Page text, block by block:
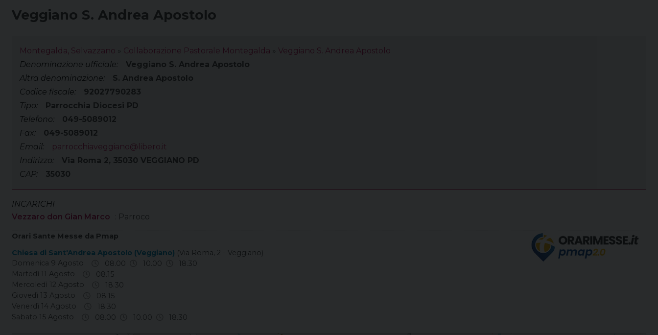
Veggiano S. Andrea Apostolo
Montegalda, Selvazzano Collaborazione Pastorale Montegalda
Veggiano S. Andrea Apostolo
Denominazione ufficiale:
Veggiano S. Andrea Apostolo
Altra denominazione:
S. Andrea Apostolo
Codice fiscale:
92027790283
Tipo:
Parrocchia Diocesi PD
Telefono:
049-5089012
Fax:
049-5089012
Email:
parrocchiaveggiano@libero.it
Indirizzo:
Via Roma 2, 35030 VEGGIANO PD
CAP:
35030
INCARICHI
Vezzaro don Gian Marco
: Parroco
Orari Sante Messe da Pmap
Chiesa di Sant'Andrea Apostolo (Veggiano) (Via Roma, 2 - Veggiano)
Domenica 9 Agosto
08.00 10.00
18.30
Martedì 11 Agosto
08.15
Mercoledì 12 Agosto
18.30
Giovedì 13 Agosto
08.15
Venerdì 14 Agosto
18.30
Sabato 15 Agosto
08.00 10.00 18.30